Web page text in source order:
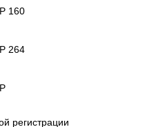
160
264
регистрации